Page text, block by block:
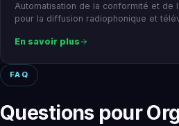
Automatisation de la conformité et de
pour la diffusion radiophonique et
En savoir plus
FAQ
Questions pour